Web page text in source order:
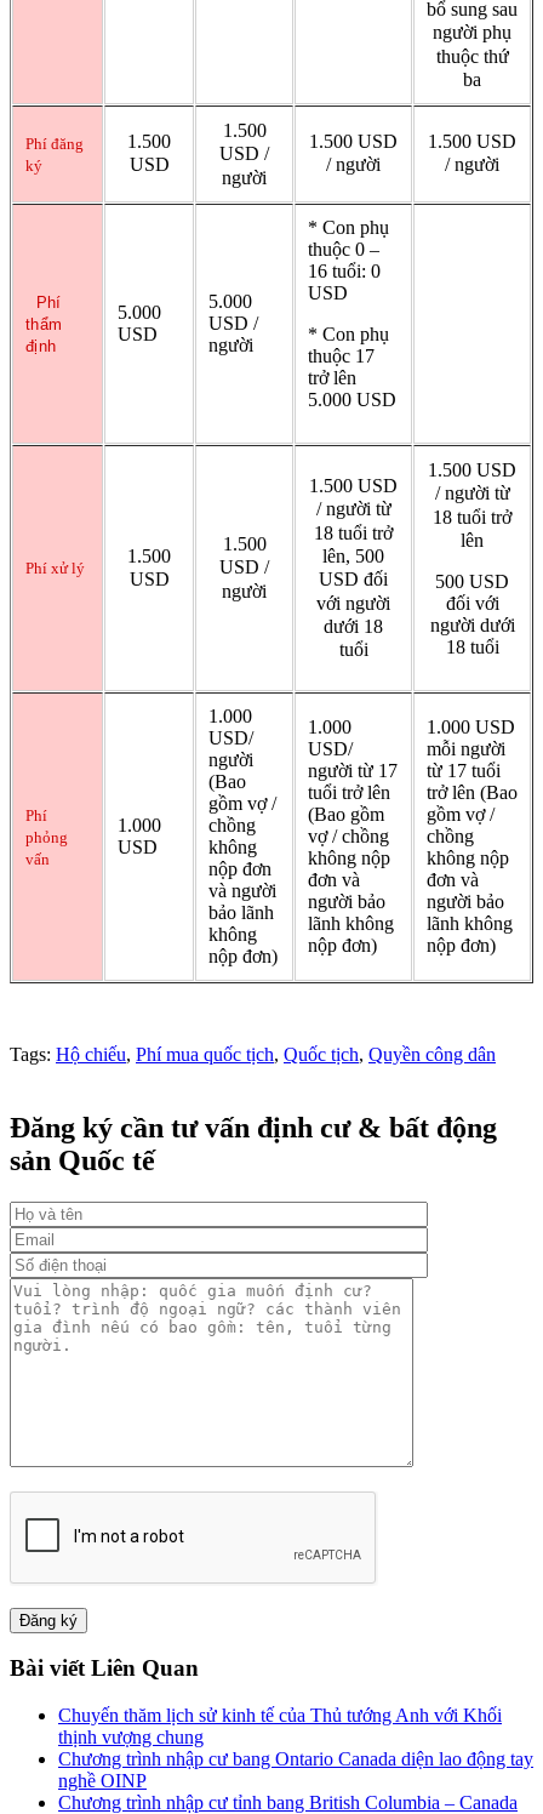
bổ sung sau
người phụ
thuộc thứ
ba
Phí đăng
ký
1.500
USD
1.500
USD /
người
1.500 USD
/ người
1.500 USD
/ người
Phí
thẩm
định
5.000
USD
5.000
USD /
người
* Con phụ
thuộc 0 –
16 tuổi: 0
USD
* Con phụ
thuộc 17
trở lên
5.000 USD
Phí xử lý
1.500
USD
1.500
USD /
người
1.500 USD
/ người từ
18 tuổi trở
lên, 500
USD đối
với người
dưới 18
tuổi
1.500 USD
/ người từ
18 tuổi trở
lên
500 USD
đối với
người dưới
18 tuổi
Phí
phỏng
vấn
1.000
USD
1.000
USD/
người
(Bao
gồm vợ /
chồng
không
nộp đơn
và người
bảo lãnh
không
nộp đơn)
1.000
USD/
người từ 17
tuổi trở lên
(Bao gồm
vợ / chồng
không nộp
đơn và
người bảo
lãnh không
nộp đơn)
1.000 USD
mỗi người
từ 17 tuổi
trở lên (Bao
gồm vợ /
chồng
không nộp
đơn và
người bảo
lãnh không
nộp đơn)
Tags: Hộ chiếu, Phí mua quốc tịch, Quốc tịch, Quyền công dân
Đăng ký cần tư vấn định cư & bất động
sản Quốc tế
Bài viết Liên Quan
Chuyến thăm lịch sử kinh tế của Thủ tướng Anh với Khối
thịnh vượng chung
Chương trình nhập cư bang Ontario Canada diện lao động tay
nghề OINP
Chương trình nhập cư tỉnh bang British Columbia – Canada